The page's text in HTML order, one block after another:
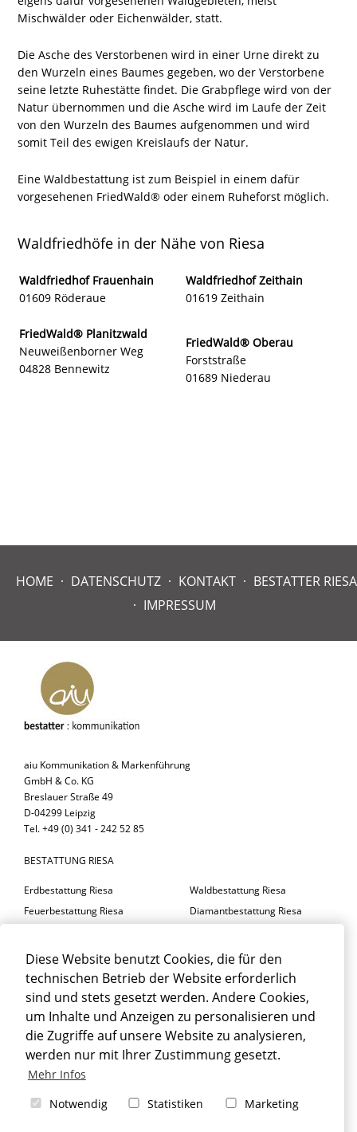
Diese Website benutzt Cookies, die für den
technischen Betrieb der Website erforderlich
sind und stets gesetzt werden. Andere Cookies,
um Inhalte und Anzeigen zu personalisieren und
die Zugriffe auf unsere Website zu analysieren,
werden nur mit Ihrer Zustimmung gesetzt.
Mehr Infos
Notwendig
Statistiken Marketing
Mischwälder oder Eichenwälder, statt.
Die Asche des Verstorbenen wird in einer Urne direkt zu
den Wurzeln eines Baumes gegeben, wo der Verstorbene
seine letzte Ruhestätte findet. Die Grabpflege wird von der
Natur übernommen und die Asche wird im Laufe der Zeit
von den Wurzeln des Baumes aufgenommen und wird
somit Teil des ewigen Kreislaufs der Natur.
Eine Waldbestattung ist zum Beispiel in einem dafür
vorgesehenen FriedWald® oder einem Ruheforst möglich.
Waldfriedhöfe in der Nähe von Riesa
Waldfriedhof Frauenhain
01609 Röderaue
Waldfriedhof Zeithain
01619 Zeithain
FriedWald® Planitzwald
Neuweißenborner Weg
04828 Bennewitz
FriedWald® Oberau
Forststraße
01689 Niederau
HOME DATENSCHUTZ KONTAKT
BESTATTER RIESA
IMPRESSUM
aiu Kommunikation & Markenführung
GmbH & Co. KG
Breslauer Straße 49
D-04299 Leipzig
Tel. +49 (0) 341 - 242 52 85
BESTATTUNG RIESA
Erdbestattung Riesa
Feuerbestattung Riesa
Waldbestattung Riesa
Diamantbestattung Riesa
BESTATTER RIESA
Trauerfeier Riesa
Trauerbegleitung Riesa
Beisetzung Riesa
Trauerfloristik Riesa
Trauerhalle Riesa
TRAUERFALL RIESA
Sterbefall Riesa
Erbrecht Riesa